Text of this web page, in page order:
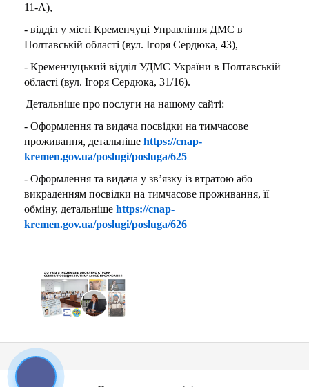
11-А),
- відділ у місті Кременчуці Управління ДМС в
Полтавській області (вул. Ігоря Сердюка, 43),
- Кременчуцький відділ УДМС України в Полтавській
області (вул. Ігоря Сердюка, 31/16).
Детальніше про послуги на нашому сайті:
- Оформлення та видача посвідки на тимчасове
проживання, детальніше https://cnap-
kremen.gov.ua/poslugi/posluga/625
- Оформлення та видача у зв’язку із втратою або
викраденням посвідки на тимчасове проживання, її
обміну, детальніше https://cnap-
kremen.gov.ua/poslugi/posluga/626